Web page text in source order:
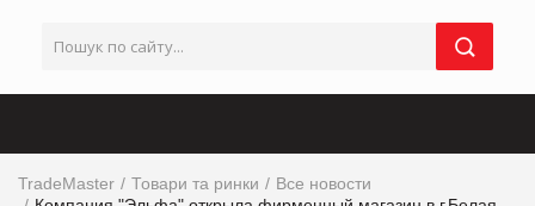
TradeMaster Товари та ринки
Все новости